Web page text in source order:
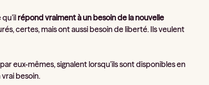
répond vraiment à un besoin de la nouvelle
certes, mais ont aussi besoin de liberté. Ils veulent
eux-mêmes, signalent lorsqu’ils sont disponibles en
besoin.